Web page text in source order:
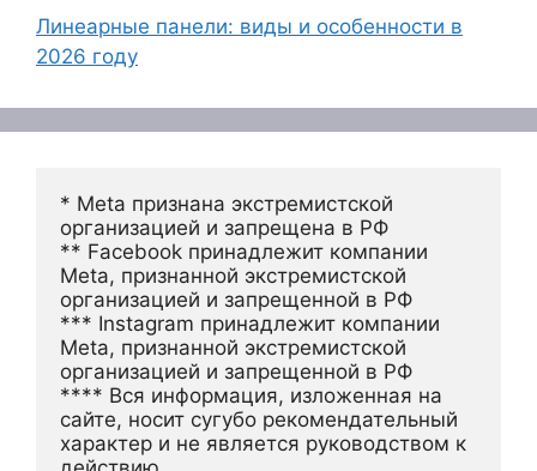
Линеарные панели: виды и особенности в
2026 году
* Meta признана экстремистской
организацией и запрещена в РФ
** Facebook принадлежит компании
Meta, признанной экстремистской
организацией и запрещенной в РФ
*** Instagram принадлежит компании
Meta, признанной экстремистской
организацией и запрещенной в РФ
**** Вся информация, изложенная на
сайте, носит сугубо рекомендательный
характер и не является руководством к